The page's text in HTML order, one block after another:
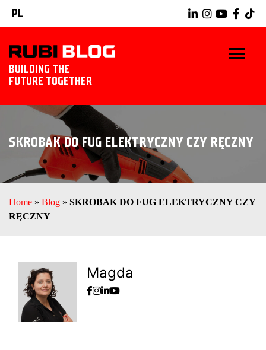
PL
BUILDING THE
FUTURE TOGETHER
WSKAZÓWKI I PORADY
NARZĘDZIA RUBI
POZNAJ RUBI
SKROBAK DO FUG ELEKTRYCZNY CZY RĘCZNY
Home » Blog » SKROBAK DO FUG ELEKTRYCZNY CZY
RĘCZNY
Magda